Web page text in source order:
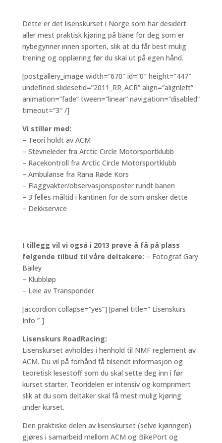
Dette er det lisenskurset i Norge som har desidert
aller mest praktisk kjøring på bane for deg som er
nybegynner innen sporten, slik at du får best mulig
trening og opplæring før du skal ut på egen hånd.
[postgallery_image width=”670″ id=”0″ height=”447″
undefined slidesetid=”2011_RR_ACR” align=”alignleft”
animation=”fade” tween=”linear” navigation=”disabled”
timeout=”3″ /]
Vi stiller med:
– Teori holdt av ACM
– Stevneleder fra Arctic Circle Motorsportklubb
– Racekontroll fra Arctic Circle Motorsportklubb
– Ambulanse fra Rana Røde Kors
– Flaggvakter/observasjonsposter rundt banen
– 3 felles måltid i kantinen for de som ønsker dette
– Dekkservice
I tillegg vil vi også i 2013 prøve å få på plass
følgende tilbud til våre deltakere: – Fotograf Gary
Bailey
– Klubbløp
– Leie av Transponder
[accordion collapse=”yes”] [panel title=” Lisenskurs
Info ” ]
Lisenskurs RoadRacing:
Lisenskurset avholdes i henhold til NMF reglement av
ACM. Du vil på forhånd få tilsendt informasjon og
teoretisk lesestoff som du skal sette deg inn i før
kurset starter. Teoridelen er intensiv og komprimert
slik at du som deltaker skal få mest mulig kjøring
under kurset.
Den praktiske delen av lisenskurset (selve kjøringen)
gjøres i samarbeid mellom ACM og BikePort og